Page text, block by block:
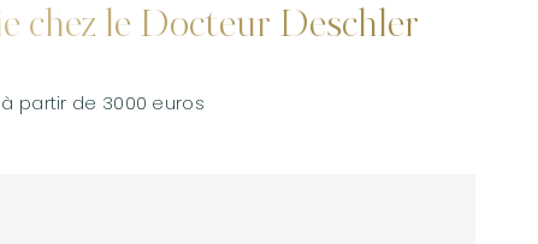
chez le Docteur Deschler
partir de 3000 euros